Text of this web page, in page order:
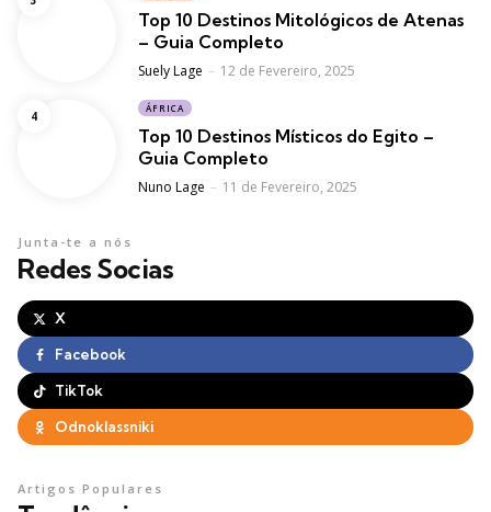
Top 10 Destinos Mitológicos de Atenas
– Guia Completo
Posted
Suely Lage 12 de Fevereiro, 2025
ÁFRICA
Top 10 Destinos Místicos do Egito –
Guia Completo
Posted
Nuno Lage 11 de Fevereiro, 2025
Redes Socias
Junta-te a nós
X
Facebook
TikTok
Odnoklassniki
Artigos Populares